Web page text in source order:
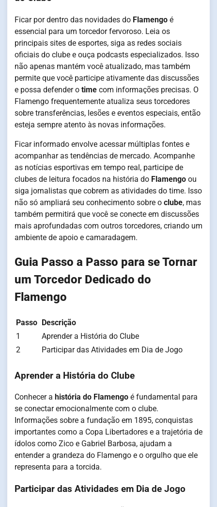
Ficar por dentro das novidades do Flamengo é
essencial para um torcedor fervoroso. Leia os
principais sites de esportes, siga as redes sociais
oficiais do clube e ouça podcasts especializados. Isso
não apenas mantém você atualizado, mas também
permite que você participe ativamente das discussões
e possa defender o time com informações precisas. O
Flamengo frequentemente atualiza seus torcedores
sobre transferências, lesões e eventos especiais, então
esteja sempre atento às novas informações.
Ficar informado envolve acessar múltiplas fontes e
acompanhar as tendências de mercado. Acompanhe
as notícias esportivas em tempo real, participe de
clubes de leitura focados na história do Flamengo ou
siga jornalistas que cobrem as atividades do time. Isso
não só ampliará seu conhecimento sobre o clube, mas
também permitirá que você se conecte em discussões
mais aprofundadas com outros torcedores, criando um
ambiente de apoio e camaradagem.
Guia Passo a Passo para se Tornar
um Torcedor Dedicado do
Flamengo
Passo Descrição
1
Aprender a História do Clube
2
Participar das Atividades em Dia de Jogo
Aprender a História do Clube
Conhecer a história do Flamengo é fundamental para
se conectar emocionalmente com o clube.
Informações sobre a fundação em 1895, conquistas
importantes como a Copa Libertadores e a trajetória de
ídolos como Zico e Gabriel Barbosa, ajudam a
entender a grandeza do Flamengo e o orgulho que ele
representa para a torcida.
Participar das Atividades em Dia de Jogo